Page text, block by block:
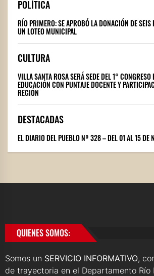
POLÍTICA
RÍO PRIMERO: SE APROBÓ LA DONACIÓN DE SEIS
UN LOTEO MUNICIPAL
CULTURA
VILLA SANTA ROSA SERÁ SEDE DEL 1° CONGRESO
EDUCACIÓN CON PUNTAJE DOCENTE Y
REGIÓN
DESTACADAS
EL DIARIO DEL PUEBLO Nº 328 – DEL 01 AL 15 DE
QUIENES SOMOS:
Somos un SERVICIO INFORMATIVO,
de trayectoria en el Departamento Río